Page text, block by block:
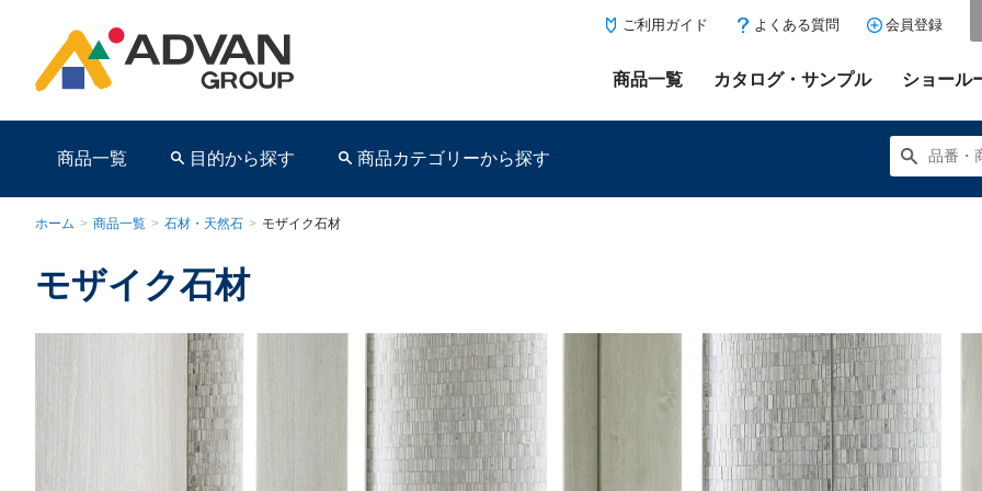
ご利用ガイド よくある質問 会員登録
商品一覧 カタログ・サンプル ショール
商品一覧 目的から探す 商品カテゴリーから探す
ホーム > 商品一覧 > 石材・天然石 > モザイク石材
モザイク石材